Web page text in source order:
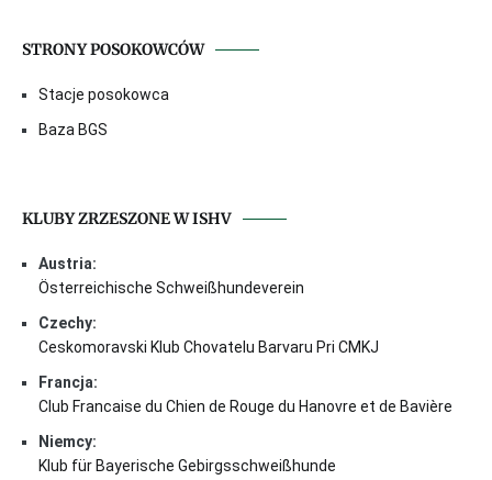
STRONY POSOKOWCÓW
Stacje posokowca
Baza BGS
KLUBY ZRZESZONE W ISHV
Austria:
Österreichische Schweißhundeverein
Czechy:
Ceskomoravski Klub Chovatelu Barvaru Pri CMKJ
Francja:
Club Francaise du Chien de Rouge du Hanovre et de Bavière
Niemcy:
Klub für Bayerische Gebirgsschweißhunde